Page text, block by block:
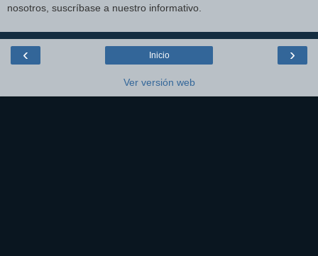
nosotros, suscríbase a nuestro informativo.
‹ ›
Inicio
Ver versión web